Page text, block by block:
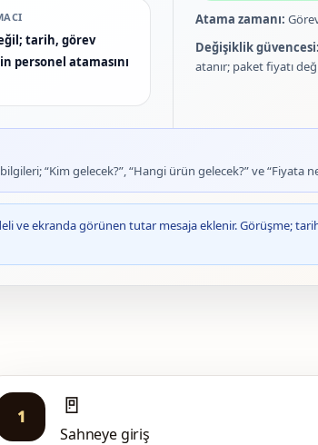
tarih, görev
personel atamasını
Atama zamanı:
Değişiklik güvencesi:
atanır; paket fiyatı
“Kim gelecek?”, “Hangi ürün gelecek?” ve “Fiyata
ve ekranda görünen tutar mesaja eklenir. Görüşme;
1 🚪
Sahneye giriş